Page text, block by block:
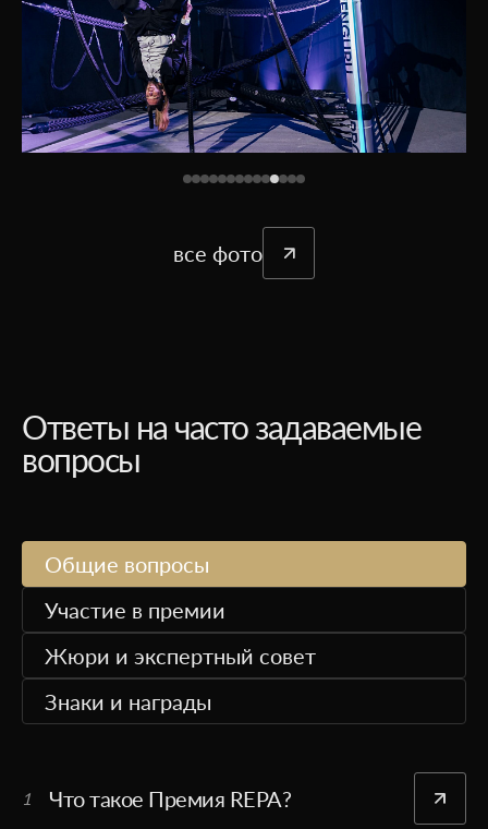
все фото
Ответы на часто задаваемые
вопросы
Общие вопросы
Участие в премии
Жюри и экспертный совет
Знаки и награды
1 Что такое Премия REPA?